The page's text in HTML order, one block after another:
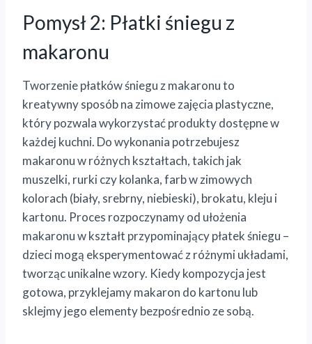
Pomysł 2: Płatki śniegu z
makaronu
Tworzenie płatków śniegu z makaronu to
kreatywny sposób na zimowe zajęcia plastyczne,
który pozwala wykorzystać produkty dostępne w
każdej kuchni. Do wykonania potrzebujesz
makaronu w różnych kształtach, takich jak
muszelki, rurki czy kolanka, farb w zimowych
kolorach (biały, srebrny, niebieski), brokatu, kleju i
kartonu. Proces rozpoczynamy od ułożenia
makaronu w kształt przypominający płatek śniegu –
dzieci mogą eksperymentować z różnymi układami,
tworząc unikalne wzory. Kiedy kompozycja jest
gotowa, przyklejamy makaron do kartonu lub
sklejmy jego elementy bezpośrednio ze sobą.